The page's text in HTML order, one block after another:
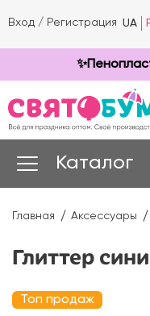
Вход / Регистрация UA
Каталог
Главная Аксессуары
Глиттер
Топ продаж